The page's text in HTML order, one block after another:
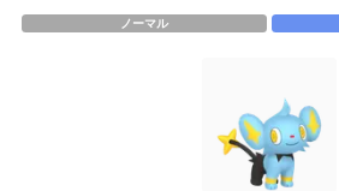
ノーマル